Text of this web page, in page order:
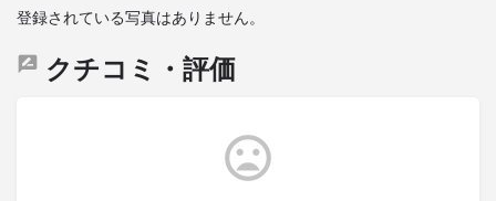
登録されている写真はありません。
クチコミ・評価